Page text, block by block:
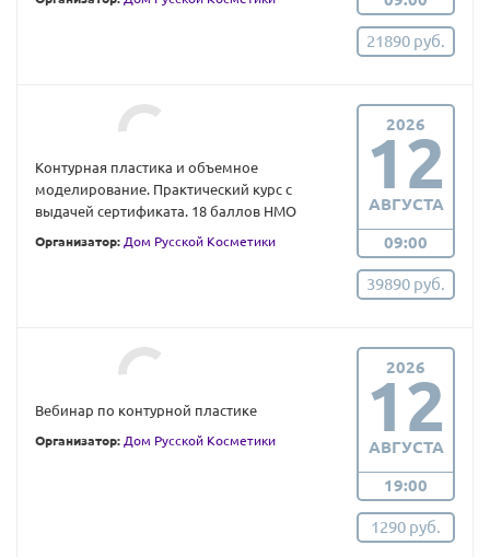
21890 руб.
Контурная пластика и объемное
моделирование. Практический курс с
выдачей сертификата. 18 баллов НМО
Организатор: Дом Русской Косметики
2026
12
АВГУСТА
09:00
39890 руб.
Вебинар по контурной пластике
Организатор: Дом Русской Косметики
2026
12
АВГУСТА
19:00
1290 руб.